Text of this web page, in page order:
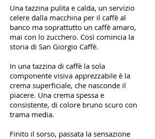
Una tazzina pulita e calda, un servizio
celere dalla macchina per il caffè al
banco ma soprattutto un caffè amaro,
mai con lo zucchero. Così comincia la
storia di San Giorgio Caffè.
In una tazzina di caffè la sola
componente visiva apprezzabile è la
crema superficiale, che nasconde il
piacere. Una crema spessa e
consistente, di colore bruno scuro con
trama media.
Finito il sorso, passata la sensazione